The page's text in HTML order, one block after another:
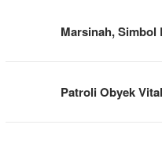
Marsinah,
Patroli Obyek